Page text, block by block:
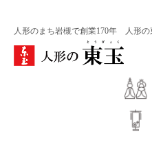
人形のまち岩槻で創業170年 人形の